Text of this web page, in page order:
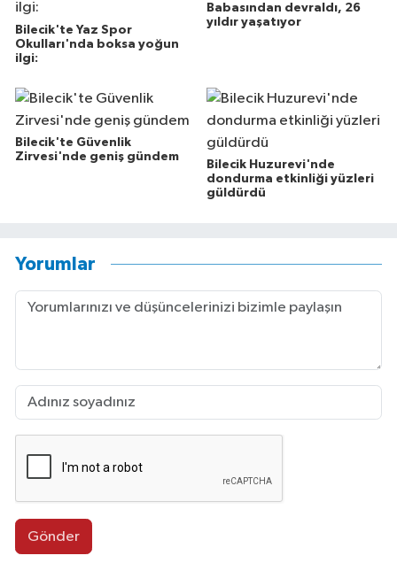
Bilecik'te Yaz Spor
Okulları'nda boksa yoğun
ilgi:
Babasından devraldı, 26
yıldır yaşatıyor
Bilecik'te Güvenlik
Zirvesi'nde geniş gündem
Bilecik Huzurevi'nde
dondurma etkinliği yüzleri
güldürdü
Yorumlar
Gönder